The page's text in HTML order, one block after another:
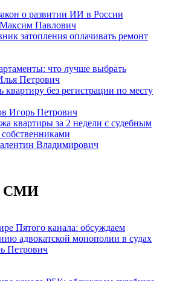
о развитии ИИ в России
Павлович
затопления оплачивать ремонт
что лучше выбрать
Петрович
без регистрации по месту
Игорь Петрович
квартиры за 2 недели с судебным
Владимирович
СМИ
Пятого канала: обсуждаем
адвокатской монополии в судах
Петрович